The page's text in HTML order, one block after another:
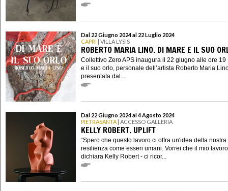
Dal 22 Giugno 2024 al 22 Luglio 2024
CAPRI | VILLA LYSIS
ROBERTO MARIA LINO. DI MARE E IL SUO
Collettivo Zero APS inaugura il 22 giugno alle ore 19
e il suo orlo, personale dell’artista Roberto Maria
presentata dal...
Dal 22 Giugno 2024 al 4 Agosto 2024
PIETRASANTA | ACCESSO GALLERIA
KELLY ROBERT. UPLIFT
“Spero che questo lavoro ci offra un'idea della nostra
resilienza come esseri umani. Vorrei che il mio
dichiara Kelly Robert - ci ricor...